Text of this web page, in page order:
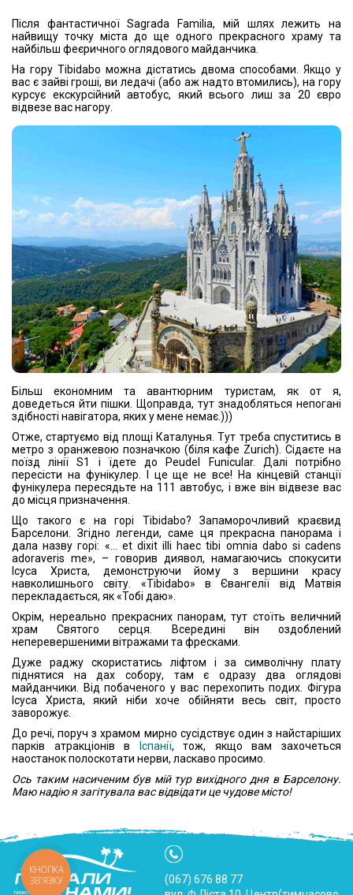
Після фантастичної Sagrada Familia, мій шлях лежить на
найвищу точку міста до ще одного прекрасного храму та
найбільш феєричного оглядового майданчика.
На гору Tibidabo можна дістатись двома способами. Якщо у
вас є зайві гроші, ви ледачі (або аж надто втомились), на гору
курсує екскурсійний автобус, який всього лиш за 20 євро
відвезе вас нагору.
Більш економним та авантюрним туристам, як от я,
доведеться йти пішки. Щоправда, тут знадобляться непогані
здібності навігатора, яких у мене немає.)))
Отже, стартуємо від площі Каталунья. Тут треба спуститись в
метро з оранжевою позначкою (біля кафе Zurich). Сідаєте на
поїзд лінії S1 і їдете до Peudel Funicular. Далі потрібно
пересісти на фунікулер. І це ще не все! На кінцевій станції
фунікулера пересядьте на 111 автобус, і вже він відвезе вас
до місця призначення.
Що такого є на горі Tibidabo? Запаморочливий краєвид
Барселони. Згідно легенди, саме ця прекрасна панорама і
дала назву горі: «... et dixit illi haec tibi omnia dabo si cadens
adoraveris me», – говорив диявол, намагаючись спокусити
Ісуса Христа, демонструючи йому з вершини красу
навколишнього світу. «Тibidabo» в Євангелії від Матвія
перекладається, як «Тобі даю».
Окрім, нереально прекрасних панорам, тут стоїть величний
храм Святого серця. Всередині він оздоблений
неперевершеними вітражами та фресками.
Дуже раджу скористатись ліфтом і за символічну плату
піднятися на дах собору, там є одразу два оглядові
майданчики. Від побаченого у вас перехопить подих. Фігура
Ісуса Христа, який ніби хоче обійняти весь світ, просто
заворожує.
До речі, поруч з храмом мирно сусідствує один з найстаріших
парків атракціонів в
Іспанії, тож, якщо вам захочеться
наостанок полоскотати нерви, ласкаво просимо.
Ось таким насиченим був мій тур вихідного дня в Барселону.
Маю надію я загітувала вас відвідати це чудове місто!
(067) 676 88 77
КНОПКА
ЗВ'ЯЗКУ